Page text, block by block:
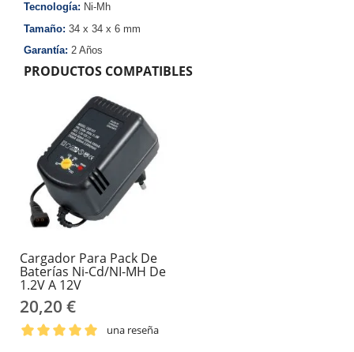
Tecnología: Ni-Mh
Tamaño: 34 x 34 x 6 mm
Garantía: 2 Años
PRODUCTOS COMPATIBLES
Cargador Para Pack De
Baterías Ni-Cd/NI-MH De
1.2V A 12V
20,20 €
una reseña